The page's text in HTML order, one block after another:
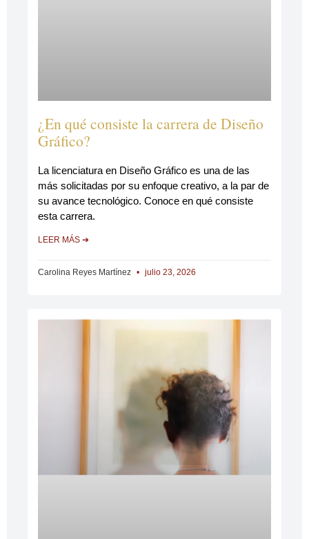
¿En qué consiste la carrera de Diseño
Gráfico?
La licenciatura en Diseño Gráfico es una de las
más solicitadas por su enfoque creativo, a la par de
su avance tecnológico. Conoce en qué consiste
esta carrera.
LEER MÁS ➔
Carolina Reyes Martínez julio 23, 2026